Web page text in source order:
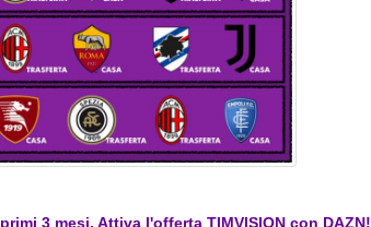
3 mesi. Attiva l'offerta TIMVISION con DAZN!